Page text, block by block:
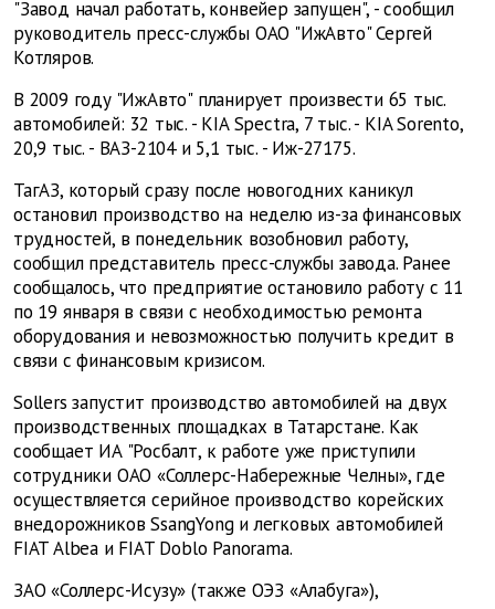
"Завод начал работать, конвейер запущен", - сообщил
руководитель пресс-службы ОАО "ИжАвто" Сергей
Котляров.
В 2009 году "ИжАвто" планирует произвести 65 тыс.
автомобилей: 32 тыс. - KIA Spectra, 7 тыс. - KIA Sorento,
20,9 тыс. - ВАЗ-2104 и 5,1 тыс. - Иж-27175.
ТагАЗ, который сразу после новогодних каникул
остановил производство на неделю из-за финансовых
трудностей, в понедельник возобновил работу,
сообщил представитель пресс-службы завода. Ранее
сообщалось, что предприятие остановило работу с 11
по 19 января в связи с необходимостью ремонта
оборудования и невозможностью получить кредит в
связи с финансовым кризисом.
Sollers запустит производство автомобилей на двух
производственных площадках в Татарстане. Как
сообщает ИА "Росбалт, к работе уже приступили
сотрудники ОАО «Соллерс-Набережные Челны», где
осуществляется серийное производство корейских
внедорожников SsangYong и легковых автомобилей
FIAT Albea и FIAT Doblo Panorama.
ЗАО «Соллерс-Исузу» (также ОЭЗ «Алабуга»),